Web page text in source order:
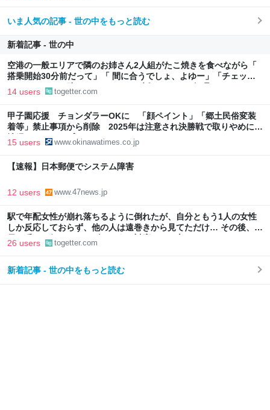
いま人気の記事 - 世の中をもっと読む
新着記事 - 世の中
空港の一般エリアで隣のお姉さん2人組がたこ焼きを食べながら「
搭乗開始30分前だって」「 間に合うでしょ、よゆー」「チェック
インしてるし、助けてくれるよ」と話していた→無理です
14 users togetter.com
甲子園応援 チョンダラーOKに 「顔ペイント」「郷土民俗変装
着等」禁止事項から削除 2025年は注意され決勝戦で取りやめに |
沖縄タイムス＋プラス
15 users www.okinawatimes.co.jp
【速報】日本郵便でシステム障害
12 users www.47news.jp
駅で年配女性が崩れ落ちるように倒れたが、自分ともう1人の女性
しか反応しておらず、他の人は遠巻きから見てただけ… その後、駅
員を呼びに行ったら、ダルそうに対応され、辛くなった
26 users togetter.com
新着記事 - 世の中をもっと読む